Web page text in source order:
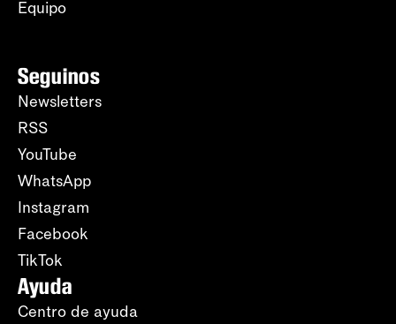
Equipo
Seguinos
Newsletters
RSS
YouTube
WhatsApp
Instagram
Facebook
TikTok
Ayuda
Centro de ayuda